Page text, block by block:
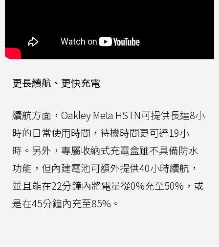
更長續航、更快充電
續航方面，Oakley Meta HSTN可提供長達8小
時的日常使用時間，待機時間更可達19小
時。另外，專屬收納式充電盒雖不具備防水
功能，但內建電池可額外提供40小時續航，
並且能在22分鐘內將電量從0%充至50%，或
是在45分鐘內充至85%。